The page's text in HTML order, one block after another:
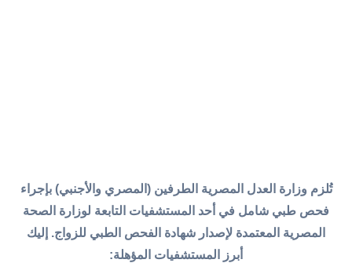
تُلزم وزارة العدل المصرية الطرفين (المصري والأجنبي) بإجراء
فحص طبي شامل في أحد المستشفيات التابعة لوزارة الصحة
المصرية المعتمدة لإصدار شهادة الفحص الطبي للزواج. إليك
أبرز المستشفيات المؤهلة: